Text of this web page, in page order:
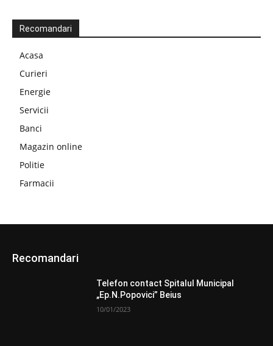
Recomandari
Acasa
Curieri
Energie
Servicii
Banci
Magazin online
Politie
Farmacii
Recomandari
Telefon contact Spitalul Municipal
„Ep.N.Popovici” Beius
10/01/2023